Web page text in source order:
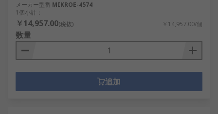
メーカー型番 MIKROE-4574
1個小計：
￥14,957.00(税抜) ￥14,957.00/個
数量
追加